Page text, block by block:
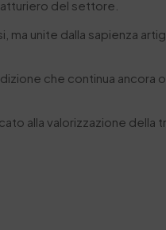
del settore.
unite dalla sapienza
che continua ancora
alla valorizzazione della